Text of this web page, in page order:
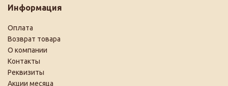
Информация
Оплата
Возврат товара
О компании
Контакты
Реквизиты
Акции месяца